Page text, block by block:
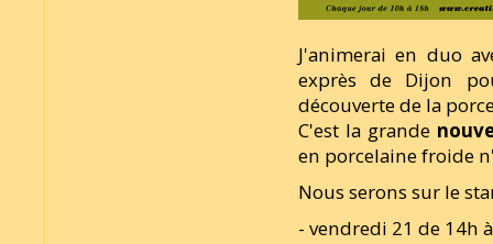
J'animerai en duo
exprès de Dijon
découverte de la
C'est la grande
en porcelaine froide
Nous serons sur le
- vendredi 21 de 14h